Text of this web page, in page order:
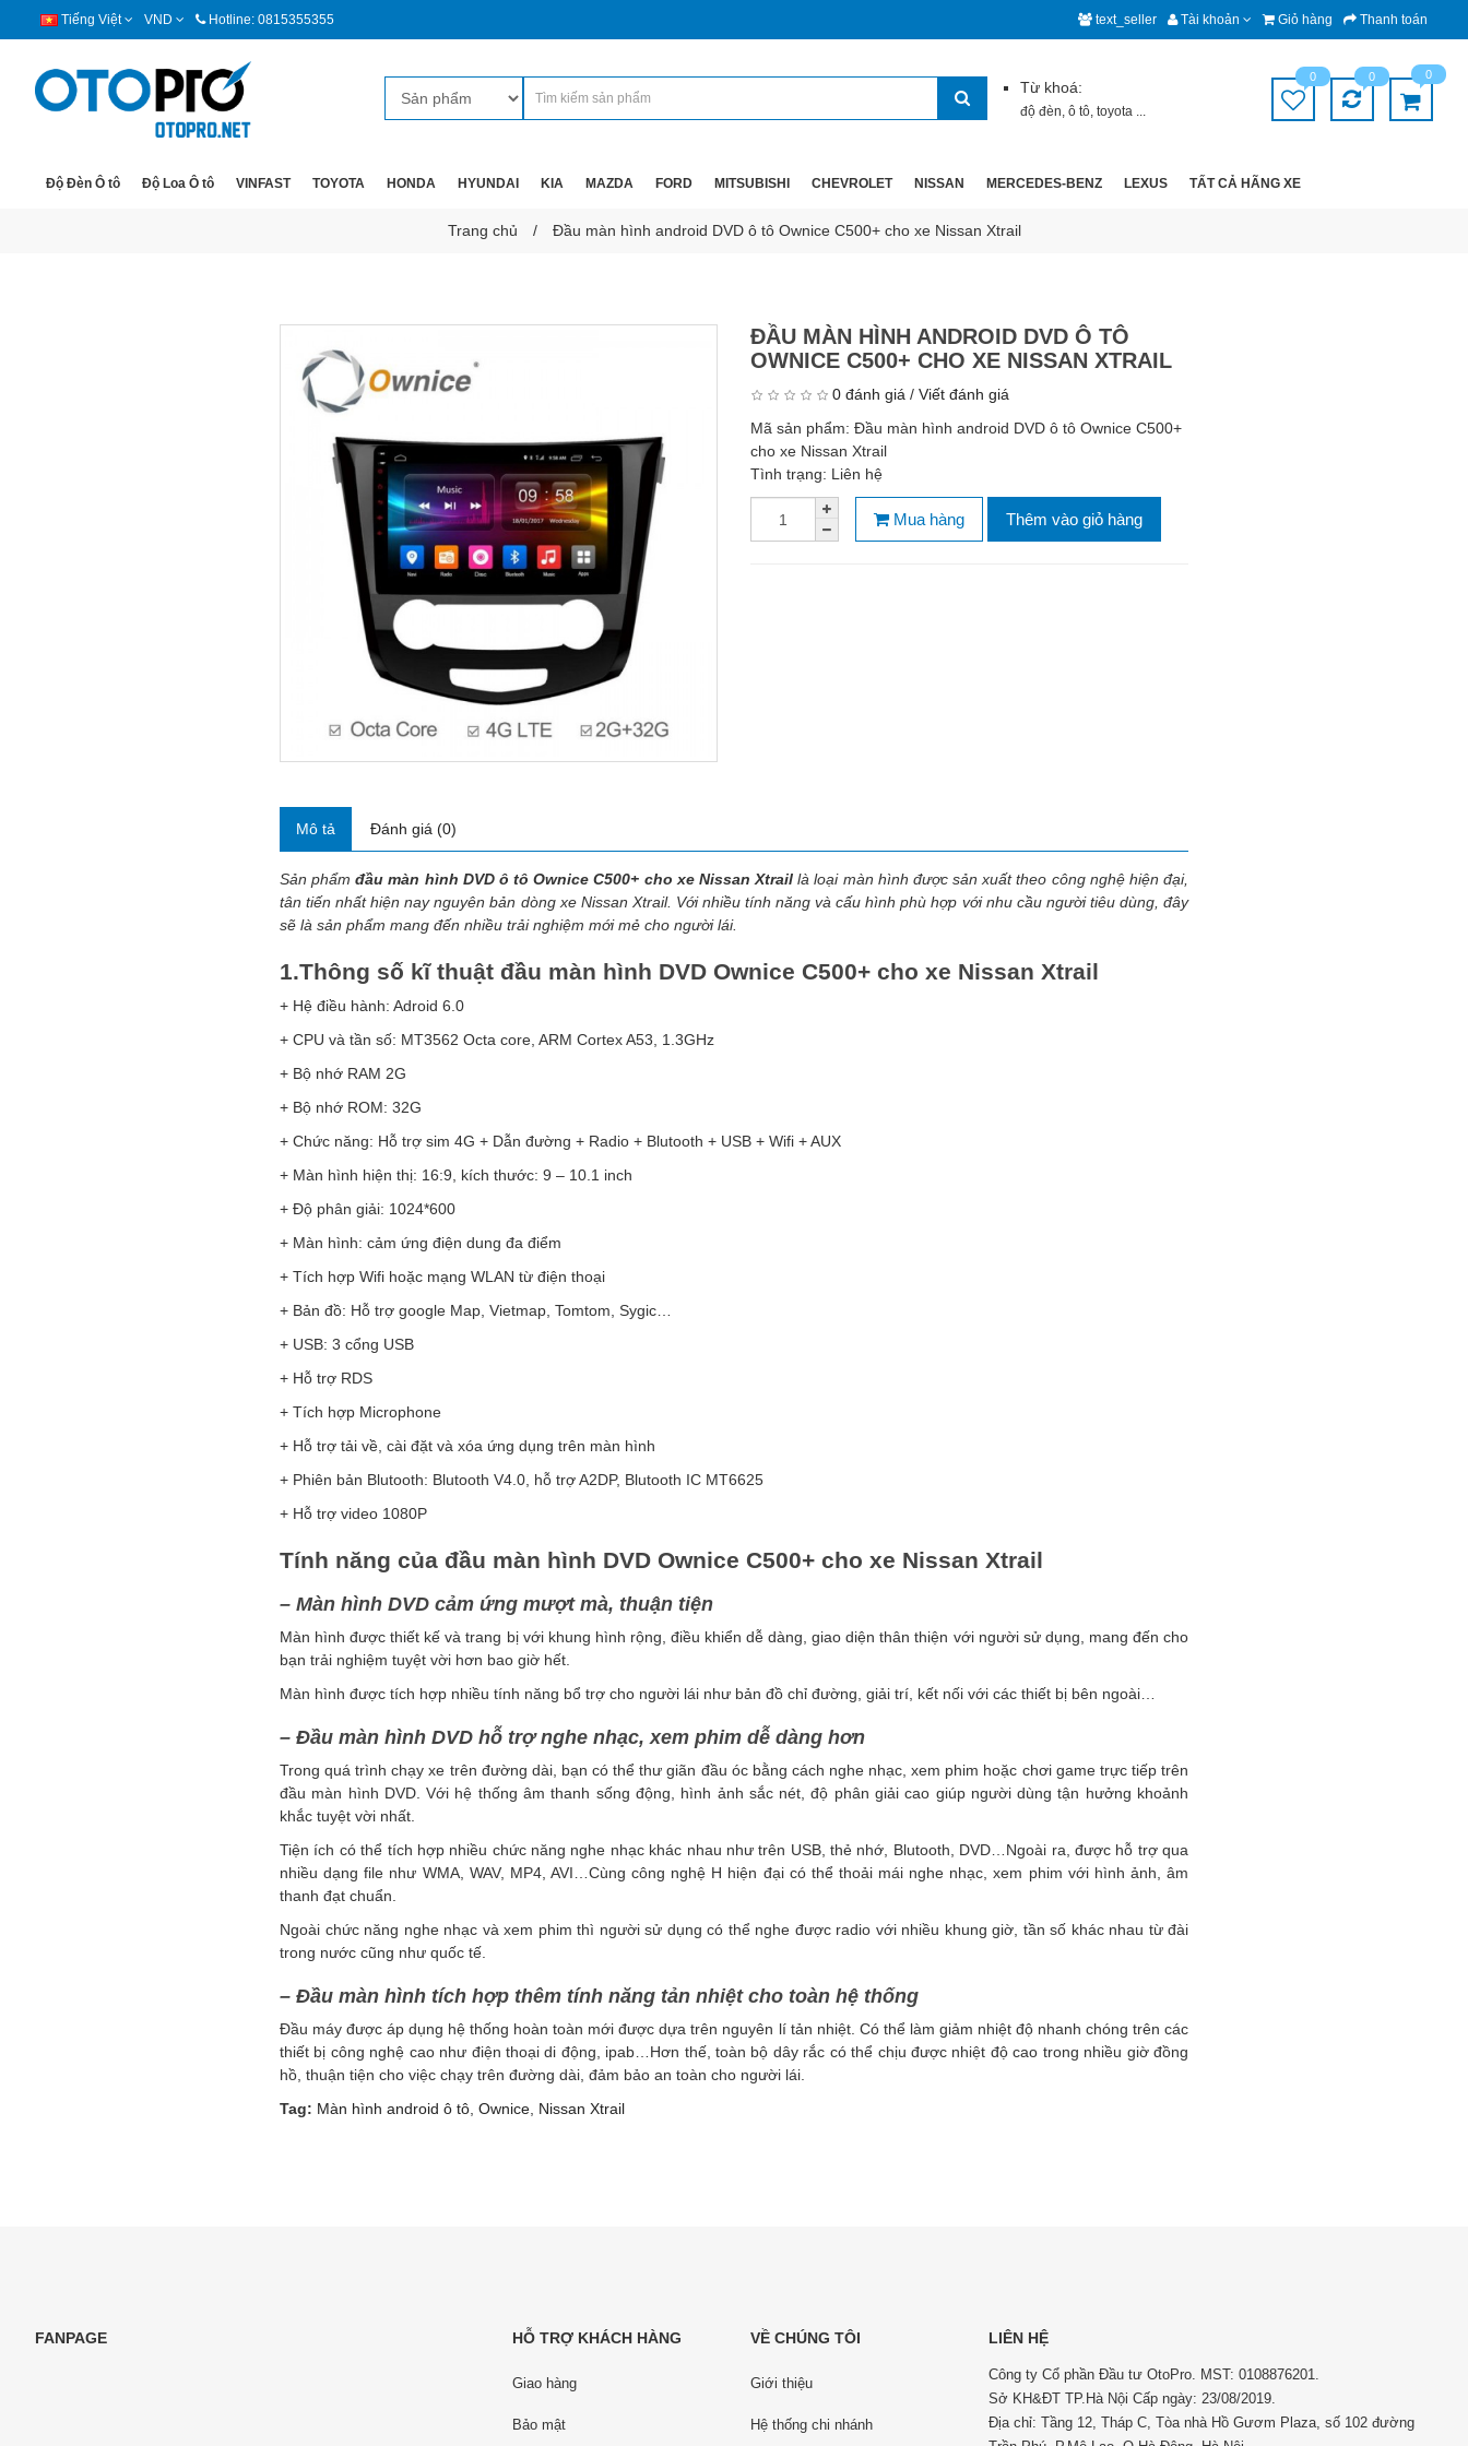
Tiếng Việt VND Hotline: 0815355355 text_seller Tài khoản Giỏ hàng Thanh toán
Từ khoá:
độ đèn,ô tô,toyota ...
0 0 0
Độ Đèn Ô tô Độ Loa Ô tô VINFAST TOYOTA HONDA HYUNDAI KIA MAZDA FORD MITSUBISHI CHEVROLET NISSAN MERCEDES-BENZ LEXUS TẤT CẢ HÃNG XE
Trang chủ Đầu màn hình android DVD ô tô Ownice C500+ cho xe Nissan Xtrail
ĐẦU MÀN HÌNH ANDROID DVD Ô TÔ
OWNICE C500+ CHO XE NISSAN XTRAIL
0 đánh giá / Viết đánh giá
Mã sản phẩm: Đầu màn hình android DVD ô tô Ownice C500+
cho xe Nissan Xtrail
Tình trạng: Liên hệ
Mua hàng Thêm vào giỏ hàng
Mô tả Đánh giá (0)
Sản phẩmđầu màn hình DVD ô tô Ownice C500+ cho xe Nissan Xtrail là loại màn hình được sản xuất theo công nghệ hiện đại,
tân tiến nhất hiện nay nguyên bản dòng xe Nissan Xtrail. Với nhiều tính năng và cấu hình phù hợp với nhu cầu người tiêu dùng, đây
sẽ là sản phẩm mang đến nhiều trải nghiệm mới mẻ cho người lái.
1.Thông số kĩ thuật đầu màn hình DVD Ownice C500+ cho xe Nissan Xtrail
+ Hệ điều hành: Adroid 6.0
+ CPU và tần số: MT3562 Octa core, ARM Cortex A53, 1.3GHz
+ Bộ nhớ RAM 2G
+ Bộ nhớ ROM: 32G
+ Chức năng: Hỗ trợ sim 4G + Dẫn đường + Radio + Blutooth + USB + Wifi + AUX
+ Màn hình hiện thị: 16:9, kích thước: 9 – 10.1 inch
+ Độ phân giải: 1024*600
+ Màn hình: cảm ứng điện dung đa điểm
+ Tích hợp Wifi hoặc mạng WLAN từ điện thoại
+ Bản đồ: Hỗ trợ google Map, Vietmap, Tomtom, Sygic…
+ USB: 3 cổng USB
+ Hỗ trợ RDS
+ Tích hợp Microphone
+ Hỗ trợ tải về, cài đặt và xóa ứng dụng trên màn hình
+ Phiên bản Blutooth: Blutooth V4.0, hỗ trợ A2DP, Blutooth IC MT6625
+ Hỗ trợ video 1080P
Tính năng của đầu màn hình DVD Ownice C500+ cho xe Nissan Xtrail
– Màn hình DVD cảm ứng mượt mà, thuận tiện
Màn hình được thiết kế và trang bị với khung hình rộng, điều khiển dễ dàng, giao diện thân thiện với người sử dụng, mang đến cho
bạn trải nghiệm tuyệt vời hơn bao giờ hết.
Màn hình được tích hợp nhiều tính năng bổ trợ cho người lái như bản đồ chỉ đường, giải trí, kết nối với các thiết bị bên ngoài…
– Đầu màn hình DVD hỗ trợ nghe nhạc, xem phim dễ dàng hơn
Trong quá trình chạy xe trên đường dài, bạn có thể thư giãn đầu óc bằng cách nghe nhạc, xem phim hoặc chơi game trực tiếp trên
đầu màn hình DVD. Với hệ thống âm thanh sống động, hình ảnh sắc nét, độ phân giải cao giúp người dùng tận hưởng khoảnh
khắc tuyệt vời nhất.
Tiện ích có thể tích hợp nhiều chức năng nghe nhạc khác nhau như trên USB, thẻ nhớ, Blutooth, DVD…Ngoài ra, được hỗ trợ qua
nhiều dạng file như WMA, WAV, MP4, AVI…Cùng công nghệ H hiện đại có thể thoải mái nghe nhạc, xem phim với hình ảnh, âm
thanh đạt chuẩn.
Ngoài chức năng nghe nhạc và xem phim thì người sử dụng có thể nghe được radio với nhiều khung giờ, tần số khác nhau từ đài
trong nước cũng như quốc tế.
– Đầu màn hình tích hợp thêm tính năng tản nhiệt cho toàn hệ thống
Đầu máy được áp dụng hệ thống hoàn toàn mới được dựa trên nguyên lí tản nhiệt. Có thể làm giảm nhiệt độ nhanh chóng trên các
thiết bị công nghệ cao như điện thoại di động, ipab…Hơn thế, toàn bộ dây rắc có thể chịu được nhiệt độ cao trong nhiều giờ đồng
hồ, thuận tiện cho việc chạy trên đường dài, đảm bảo an toàn cho người lái.
Tag: Màn hình android ô tô Ownice Nissan Xtrail
FANPAGE HỖ TRỢ KHÁCH HÀNG
Giao hàng
Bảo mật
VỀ CHÚNG TÔI
Giới thiệu
Hệ thống chi nhánh
LIÊN HỆ
Công ty Cổ phần Đầu tư OtoPro. MST: 0108876201.
Sở KH&ĐT TP.Hà Nội Cấp ngày: 23/08/2019.
Địa chỉ: Tầng 12, Tháp C, Tòa nhà Hồ Gươm Plaza, số 102 đường